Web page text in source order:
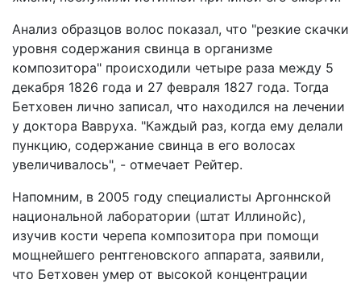
Анализ образцов волос показал, что "резкие скачки
уровня содержания свинца в организме
композитора" происходили четыре раза между 5
декабря 1826 года и 27 февраля 1827 года. Тогда
Бетховен лично записал, что находился на лечении
у доктора Вавруха. "Каждый раз, когда ему делали
пункцию, содержание свинца в его волосах
увеличивалось", - отмечает Рейтер.
Напомним, в 2005 году специалисты Аргоннской
национальной лаборатории (штат Иллинойс),
изучив кости черепа композитора при помощи
мощнейшего рентгеновского аппарата, заявили,
что Бетховен умер от высокой концентрации